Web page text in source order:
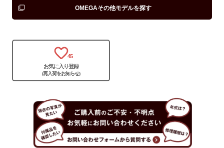
OMEGAその他モデルを探す
45
お気に入り登録
(再入荷をお知らせ)